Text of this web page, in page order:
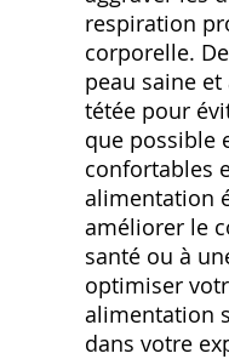
respiration
corporelle.
peau saine
tétée pour
que possible
confortables
alimentation
améliorer le
santé ou à
optimiser
alimentation
dans votre